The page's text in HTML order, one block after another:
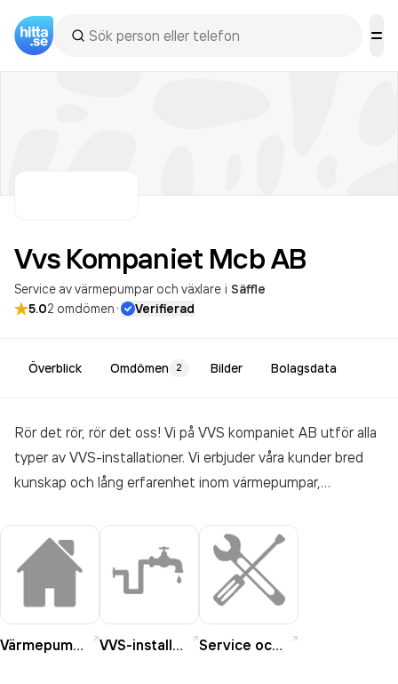
Vvs Kompaniet McbAB
Service av värmepumpar och växlare i Säffle
5.02 omdömen· Verifierad
Överblick Omdömen 2 Bilder Bolagsdata
Rör det rör, rör det oss! Vi på VVS kompaniet AB utför alla
typer av VVS-installationer. Vi erbjuder våra kunder bred
kunskap och lång erfarenhet inom värmepumpar,
värmeanläggningar, badrumsrenoveringar och
nybyggnationer. Vi hjälper även till med service och
reparation av allt från droppande kranar till värmesystem.
Vi kan även erbjuda våra kunder felsökning, service,
underhåll och reparation av värmepumpar.
Värmepumpar VVS-installationer Service och reparation